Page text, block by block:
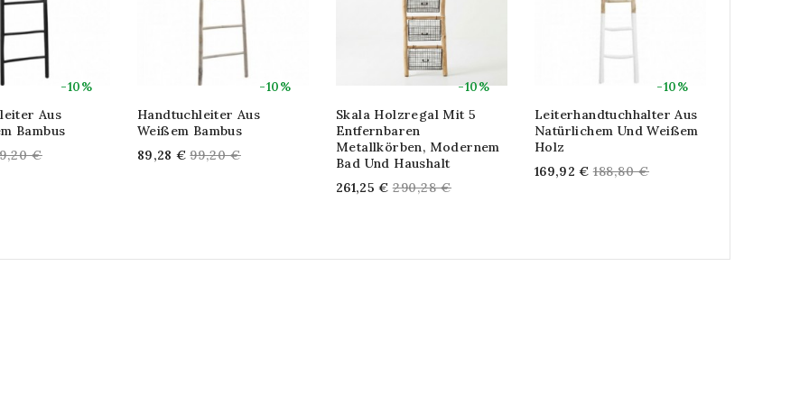
-10%
Aus
Bambus
€
-10%
Handtuchleiter Aus
Weißem Bambus
89,28 € Regular
99,20 €
-10%
Skala Holzregal Mit 5
Entfernbaren
Metallkörben, Modernem
Bad Und Haushalt
261,25 € Regular
290,28 €
-10%
Leiterhandtuchhalter Aus
Natürlichem Und Weißem
Holz
169,92 € Regular
188,80 €